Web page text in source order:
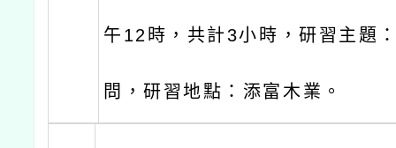
午12時，共計3小時，研習主題
問，研習地點：添富木業。